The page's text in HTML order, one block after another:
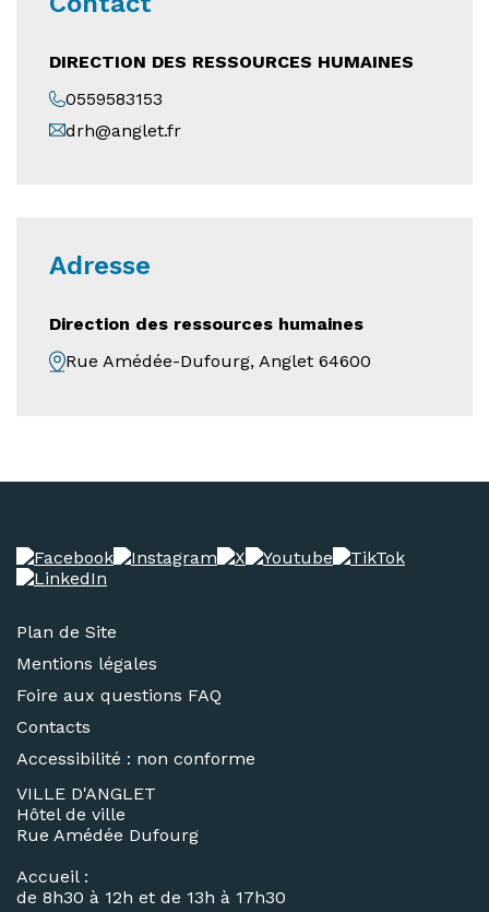
DIRECTION DES RESSOURCES HUMAINES
0559583153
drh@anglet.fr
Adresse
Direction des ressources humaines
Rue Amédée-Dufourg, Anglet 64600
Plan de Site
Mentions légales
Foire aux questions FAQ
Contacts
Accessibilité : non conforme
VILLE D'ANGLET
Hôtel de ville
Rue Amédée Dufourg
Accueil :
de 8h30 à 12h et de 13h à 17h30